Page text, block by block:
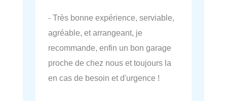
- Très bonne expérience, serviable,
agréable, et arrangeant, je
recommande, enfin un bon garage
proche de chez nous et toujours la
en cas de besoin et d'urgence !